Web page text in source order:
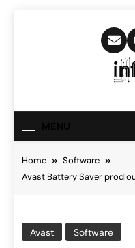
Home
Software
Avast Battery Saver
Avast Software